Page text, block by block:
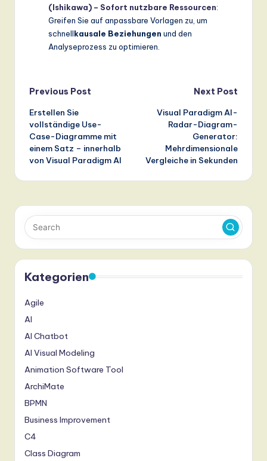
(Ishikawa) – Sofort nutzbare Ressourcen:
Greifen Sie auf anpassbare Vorlagen zu, um
schnellkausale Beziehungen und den
Analyseprozess zu optimieren.
Post
navigation
Previous Post
Erstellen Sie
vollständige Use-
Case-Diagramme mit
einem Satz – innerhalb
von Visual Paradigm AI
Next Post
Visual Paradigm AI-
Radar-Diagram-
Generator:
Mehrdimensionale
Vergleiche in Sekunden
Kategorien
Agile
AI
AI Chatbot
AI Visual Modeling
Animation Software Tool
ArchiMate
BPMN
Business Improvement
C4
Class Diagram